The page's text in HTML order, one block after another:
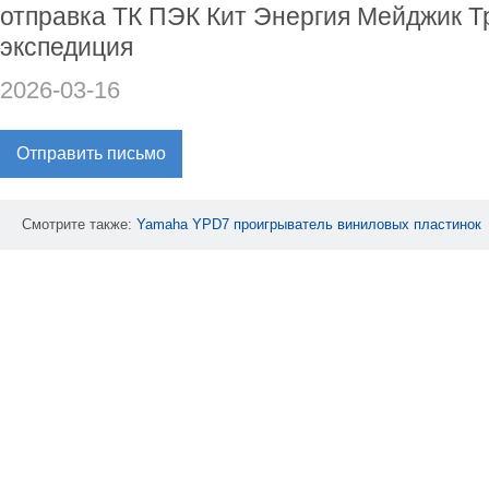
отправка ТК ПЭК Кит Энергия Мейджик
экспедиция
2026-03-16
Отправить письмо
Смотрите также: Yamaha YPD7 проигрыватель виниловых пластинок